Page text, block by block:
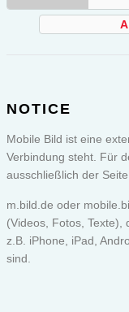
NOTICE
Mobile Bild ist eine
Verbindung steht. Für
ausschließlich der
m.bild.de oder
(Videos, Fotos, Texte),
z.B. iPhone, iPad,
sind.